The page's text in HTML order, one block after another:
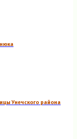
Унечского района